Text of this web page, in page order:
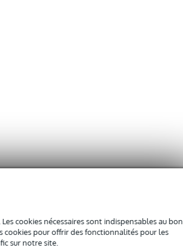
cookies nécessaires sont indispensables au bon
cookies pour offrir des fonctionnalités pour les
sur notre site.